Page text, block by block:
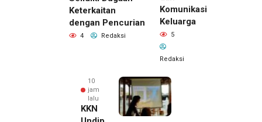
Keterkaitan
dengan Pencurian
4 Redaksi
Komunikasi
Keluarga
5
Redaksi
10
jam
lalu
KKN